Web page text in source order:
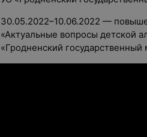
30.05.2022–10.06.2022 —
«Актуальные вопросы детской
«Гродненский